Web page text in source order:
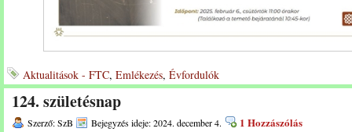
Aktualitások - FTC, Emlékezés, Évfordulók
124. születésnap
Szerző: SzB Bejegyzés ideje: 2024. december 4. 1 Hozzászólás